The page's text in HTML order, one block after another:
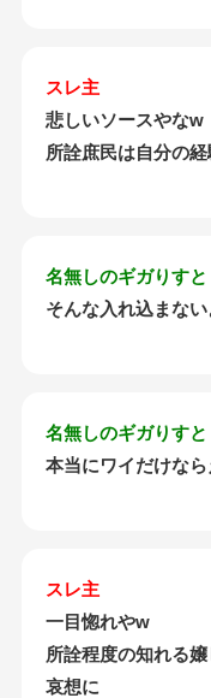
スレ主
悲しいソースやなw
所詮庶民は自分の
名無しのギガりすと
そんな入れ込まな
名無しのギガりすと
本当にワイだけな
スレ主
一目惚れやw
所詮程度の知れる
哀想に